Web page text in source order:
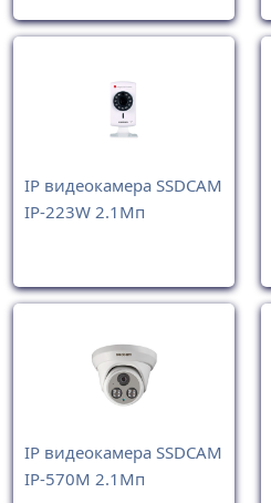
IP видеокамера SSDCAM
IP-223W 2.1Мп
IP видеокамера SSDCAM
IP-570M 2.1Мп